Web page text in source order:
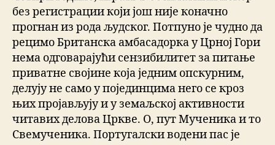
без регистрации који још није коначно
прогнан из рода људског. Потпуно је чудно да
рецимо Британска амбасадорка у Црној Гори
нема одговарајући сензибилитет за питање
приватне својине која једним опскурним,
делују не само у појединцима него се кроз
њих пројављују и у земаљској активности
читавих делова Цркве. О, пут Мученика и то
Свемученика. Португалски водени пас је